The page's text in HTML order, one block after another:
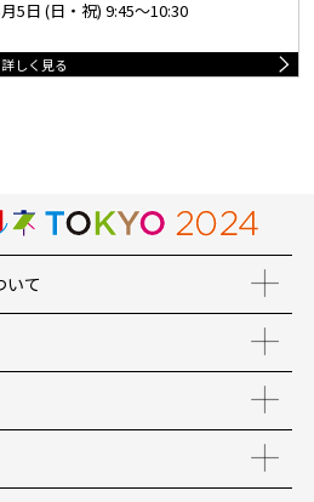
5日 (日・祝) 9:45〜10:30
詳しく見る
いて